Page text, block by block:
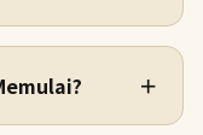
＋